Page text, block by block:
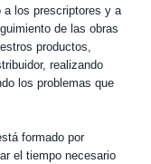
a los prescriptores y a
de las obras
productos,
realizando
los problemas que
formado por
el tiempo necesario